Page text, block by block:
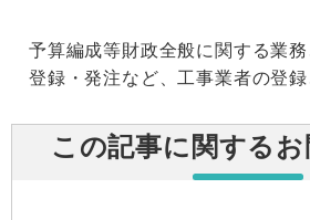
予算編成等財政全般に関する業
登録・発注など、工事業者の登
この記事に関する